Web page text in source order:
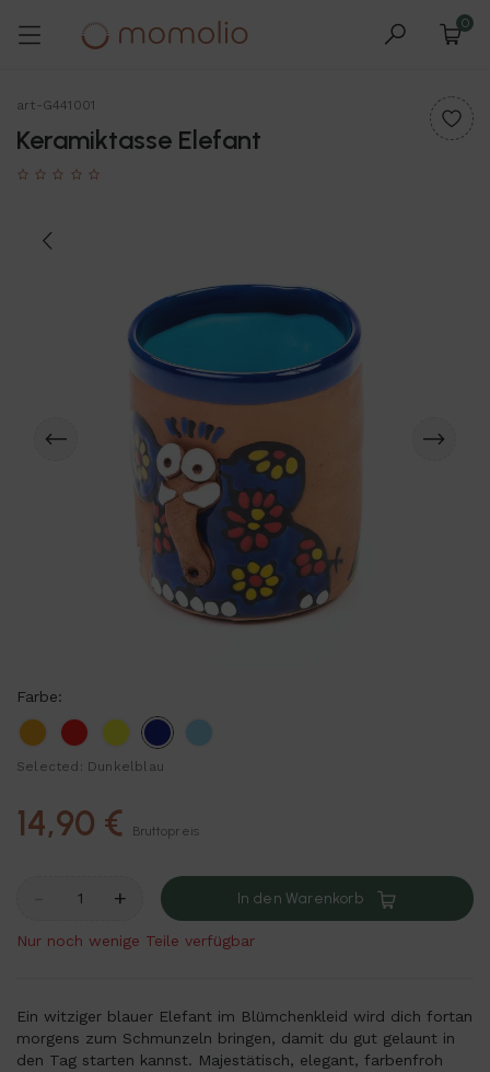
0
art-G441001
Keramiktasse Elefant
Farbe:
OrangeRot Gelb Dunkelblau
Hellblau
Selected: Dunkelblau
14,90 € Bruttopreis
+ In den Warenkorb
Nur noch wenige Teile verfügbar
Ein witziger blauer Elefant im Blümchenkleid wird dich fortan
morgens zum Schmunzeln bringen, damit du gut gelaunt in
den Tag starten kannst. Majestätisch, elegant, farbenfroh